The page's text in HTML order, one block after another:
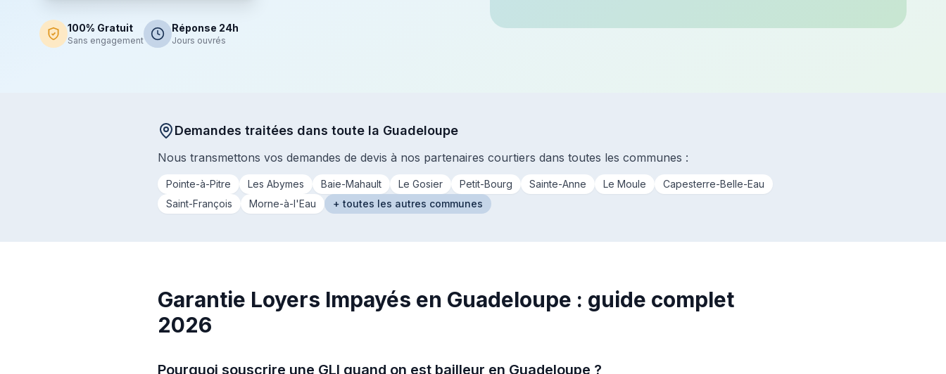
100% Gratuit
Sans engagement
Réponse 24h
Jours ouvrés
Demandes traitées dans toute la Guadeloupe
Nous transmettons vos demandes de devis à nos partenaires courtiers dans toutes les communes :
Pointe-à-Pitre Les Abymes Baie-Mahault Le Gosier Petit-Bourg Sainte-Anne Le Moule
Capesterre-Belle-Eau
Saint-François
Morne-à-l'Eau + toutes les autres communes
Garantie Loyers Impayés en Guadeloupe : guide complet
2026
Pourquoi souscrire une GLI quand on est bailleur en Guadeloupe ?